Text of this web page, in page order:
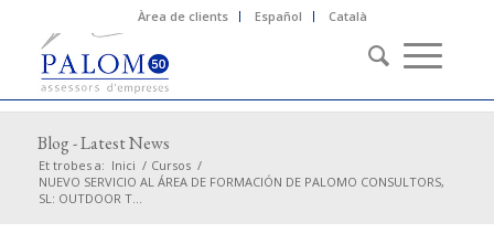
Àrea de clients Español Català
Blog - Latest News
Et trobes a: Inici / Cursos /
NUEVO SERVICIO AL ÁREA DE FORMACIÓN DE PALOMO CONSULTORS,
SL: OUTDOOR T...